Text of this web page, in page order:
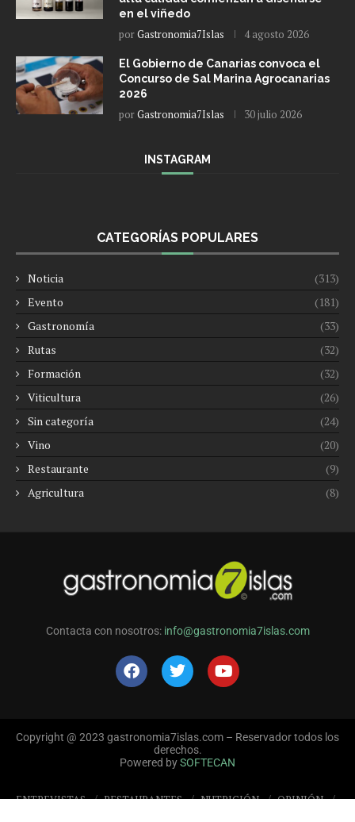
en el viñedo
porGastronomia7Islas 4 agosto 2026
El Gobierno de Canarias convoca el
Concurso de Sal Marina Agrocanarias
2026
porGastronomia7Islas 30 julio 2026
INSTAGRAM
CATEGORÍAS POPULARES
Noticia
(313)
Evento
(181)
Gastronomía
(33)
Rutas
(32)
Formación
(32)
Viticultura
(26)
Sin categoría
(24)
Vino
(20)
Restaurante
(9)
Agricultura
(8)
Contacta con nosotros: info@gastronomia7islas.com
Copyright @ 2023 gastronomia7islas.com – Reservador todos los
derechos.
Powered bySOFTECAN
ENTREVISTAS RESTAURANTES NUTRICIÓN
OPINIÓN